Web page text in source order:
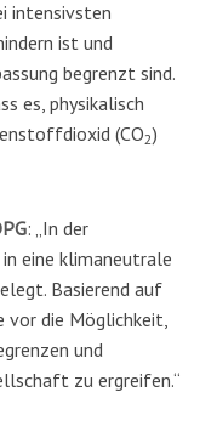
intensivsten
ist und
begrenzt sind.
es, physikalisch
(CO2)
: „In der
eine klimaneutrale
Basierend auf
vor die Möglichkeit,
und
zu ergreifen.“